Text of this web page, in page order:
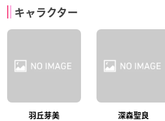
ルビィ
大塚明夫
キャラクター
羽丘芽美 深森聖良